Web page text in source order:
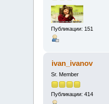
Публикации: 151
ivan_ivanov
Sr. Member
Публикации: 414